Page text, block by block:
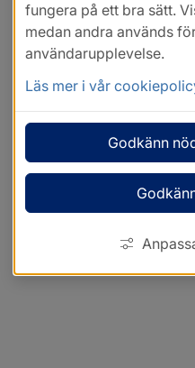
fungera på ett bra sätt.
medan andra används
användarupplevelse.
Läs mer i vår
Godkänn